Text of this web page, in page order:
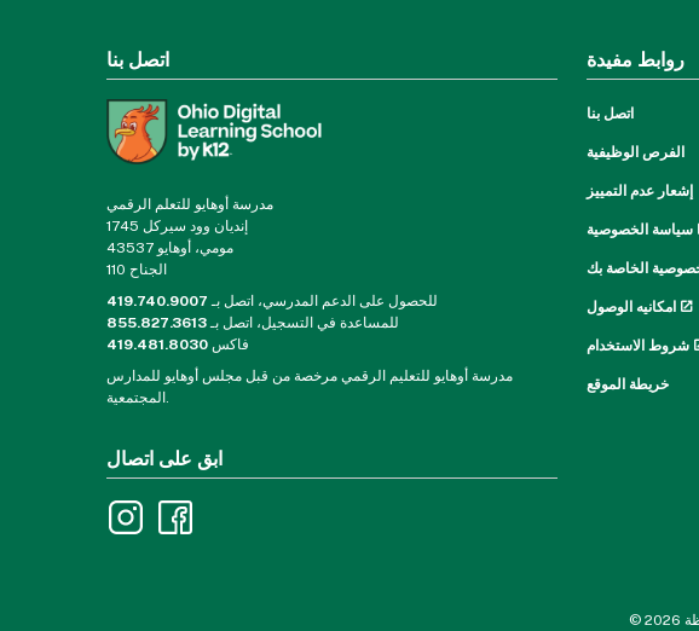
اتصل بنا
مدرسة أوهايو للتعلم الرقمي
1745 إنديان وود سيركل
مومي، أوهايو 43537
الجناح 110
للحصول على الدعم المدرسي، اتصل بـ 419.740.9007
للمساعدة في التسجيل، اتصل بـ855.827.3613
فاكس 419.481.8030
مدرسة أوهايو للتعليم الرقمي مرخصة من قبل مجلس أوهايو للمدارس
المجتمعية.
ابق على اتصال
روابط مفيدة
اتصل بنا
الفرص الوظيفية
إشعار عدم التمييز
سياسة الخصوصية
الخاصة بك
امكانيه الوصول
شروط الاستخدام
خريطة الموقع